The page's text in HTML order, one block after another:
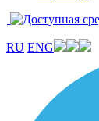
RU ENG